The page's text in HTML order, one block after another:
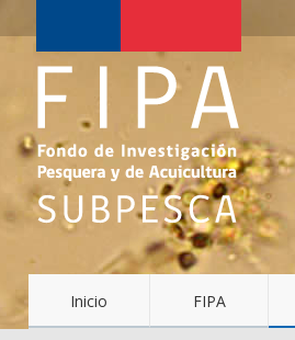
de
Investigación
Pesquera
y
Acuicultura
(FIPA)-
SUBPESCA
Inicio FIPA